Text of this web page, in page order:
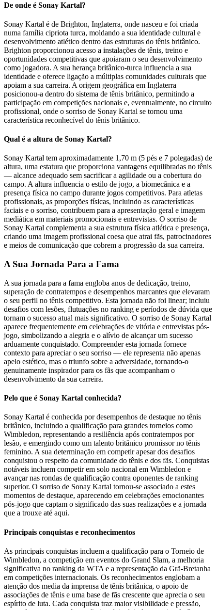
De onde é Sonay Kartal?
Sonay Kartal é de Brighton, Inglaterra, onde nasceu e foi criada
numa família cipriota turca, moldando a sua identidade cultural e
desenvolvimento atlético dentro das estruturas do tênis britânico.
Brighton proporcionou acesso a instalações de tênis, treino e
oportunidades competitivas que apoiaram o seu desenvolvimento
como jogadora. A sua herança britânico-turca influencia a sua
identidade e oferece ligação a múltiplas comunidades culturais que
apoiam a sua carreira. A origem geográfica em Inglaterra
posicionou-a dentro do sistema de tênis britânico, permitindo a
participação em competições nacionais e, eventualmente, no circuito
profissional, onde o sorriso de Sonay Kartal se tornou uma
característica reconhecível do tênis britânico.
Qual é a altura de Sonay Kartal?
Sonay Kartal tem aproximadamente 1,70 m (5 pés e 7 polegadas) de
altura, uma estatura que proporciona vantagens equilibradas no tênis
— alcance adequado sem sacrificar a agilidade ou a cobertura do
campo. A altura influencia o estilo de jogo, a biomecânica e a
presença física no campo durante jogos competitivos. Para atletas
profissionais, as proporções físicas, incluindo as características
faciais e o sorriso, contribuem para a apresentação geral e imagem
mediática em materiais promocionais e entrevistas. O sorriso de
Sonay Kartal complementa a sua estrutura física atlética e presença,
criando uma imagem profissional coesa que atrai fãs, patrocinadores
e meios de comunicação que cobrem a progressão da sua carreira.
A Sua Jornada Para a Fama
A sua jornada para a fama engloba anos de dedicação, treino,
superação de contratempos e desempenhos marcantes que elevaram
o seu perfil no tênis competitivo. Esta jornada não foi linear; incluiu
desafios com lesões, flutuações no ranking e períodos de dúvida que
tornam o sucesso atual mais significativo. O sorriso de Sonay Kartal
aparece frequentemente em celebrações de vitória e entrevistas pós-
jogo, simbolizando a alegria e o alívio de alcançar um sucesso
arduamente conquistado. Compreender esta jornada fornece
contexto para apreciar o seu sorriso — ele representa não apenas
apelo estético, mas o triunfo sobre a adversidade, tornando-o
genuinamente inspirador para os fãs que acompanham o
desenvolvimento da sua carreira.
Pelo que é Sonay Kartal conhecida?
Sonay Kartal é conhecida por desempenhos de destaque no tênis
britânico, incluindo a qualificação para grandes torneios como
Wimbledon, representando a resiliência após contratempos por
lesão, e emergindo como um talento britânico promissor no tênis
feminino. A sua determinação em competir apesar dos desafios
conquistou o respeito da comunidade do tênis e dos fãs. Conquistas
notáveis incluem competir em solo nacional em Wimbledon e
avançar nas rondas de qualificação contra oponentes de ranking
superior. O sorriso de Sonay Kartal tornou-se associado a estes
momentos de destaque, aparecendo em celebrações emocionantes
pós-jogo que captam o significado das suas realizações e a jornada
que a trouxe até aqui.
Principais conquistas e reconhecimentos
As principais conquistas incluem a qualificação para o Torneio de
Wimbledon, a competição em eventos do Grand Slam, a melhoria
significativa no ranking da WTA e a representação da Grã-Bretanha
em competições internacionais. Os reconhecimentos englobam a
atenção dos media da imprensa de tênis britânica, o apoio de
associações de tênis e uma base de fãs crescente que aprecia o seu
espírito de luta. Cada conquista traz maior visibilidade e pressão,